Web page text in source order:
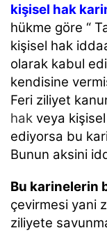
kişisel hak
hükme göre “
kişisel hak
olarak kabul
kendisine
Feri ziliyet
hak veya
ediyorsa bu
Bunun aksini
Bu karinelerin
çevirmesi yani
ziliyete